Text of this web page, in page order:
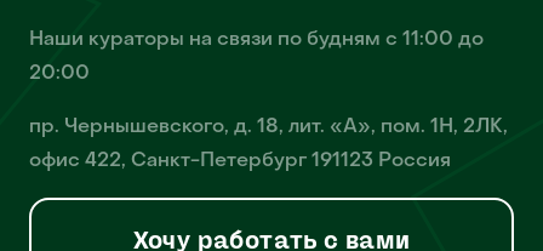
Наши кураторы на связи по будням с 11:00 до
20:00
пр. Чернышевского, д. 18, лит. «А», пом. 1Н, 2ЛК,
офис 422, Санкт-Петербург 191123 Россия
Хочу работать с вами